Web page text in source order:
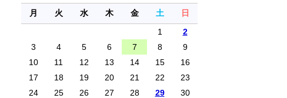
月
火 水 木 金 土 日
1
2
3
4 5 6 7 8
9
10
11 12 13 14 15
16
17
18 19 20 21 22
23
24
25 26 27 28 29
30